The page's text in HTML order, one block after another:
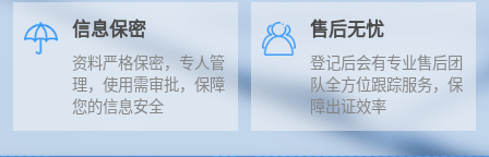
信息保密
资料严格保密，专人管
理，使用需审批，保障
您的信息安全
售后无忧
登记后会有专业售后团
队全方位跟踪服务，保
障出证效率